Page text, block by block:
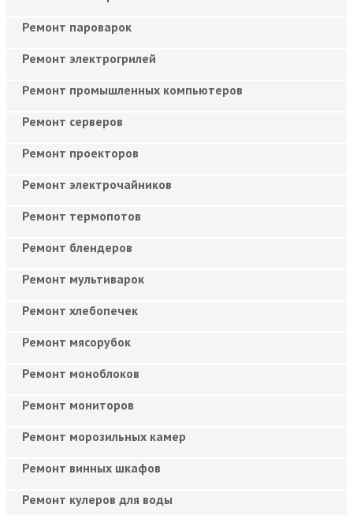
Ремонт пароварок
Ремонт электрогрилей
Ремонт промышленных компьютеров
Ремонт серверов
Ремонт проекторов
Ремонт электрочайников
Ремонт термопотов
Ремонт блендеров
Ремонт мультиварок
Ремонт хлебопечек
Ремонт мясорубок
Ремонт моноблоков
Ремонт мониторов
Ремонт морозильных камер
Ремонт винных шкафов
Ремонт кулеров для воды